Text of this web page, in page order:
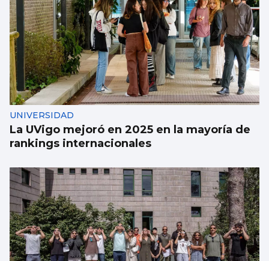
UNIVERSIDAD
La UVigo mejoró en 2025 en la mayoría de
rankings internacionales